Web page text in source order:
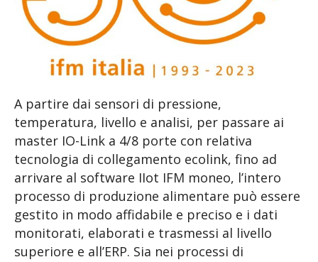
A partire dai sensori di pressione,
temperatura, livello e analisi, per passare ai
master IO-Link a 4/8 porte con relativa
tecnologia di collegamento ecolink, fino ad
arrivare al software IIot IFM moneo, l’intero
processo di produzione alimentare può essere
gestito in modo affidabile e preciso e i dati
monitorati, elaborati e trasmessi al livello
superiore e all’ERP. Sia nei processi di